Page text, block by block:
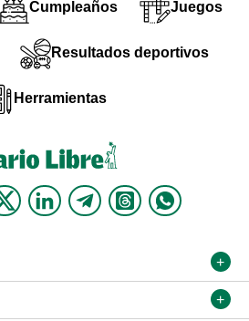
Cumpleaños Juegos
Resultados deportivos
Herramientas